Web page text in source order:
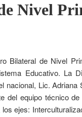
Nivel
Bilateral de Nivel
Educativo. La
nacional, Lic.
del equipo técnico
ejes: